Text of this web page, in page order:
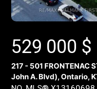
529 000 $
217 - 501 FRONTENAC
John A. Blvd), Ontario,